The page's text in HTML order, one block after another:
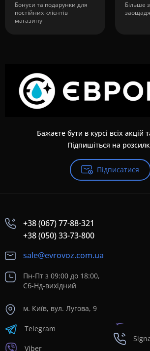
Бонуси та подарунки для
постійних клієнтів
магазину
Більше
Бажаєте бути в курсі всіх акцій
Підпишіться на
Підписатися
+38 (067) 77-88-321
+38 (050) 33-73-800
sale@evrovoz.com.ua
Пн-Пт з 09:00 до 18:00,
Сб-Нд-вихідний
м. Київ, вул. Лугова, 9
Telegram
Viber